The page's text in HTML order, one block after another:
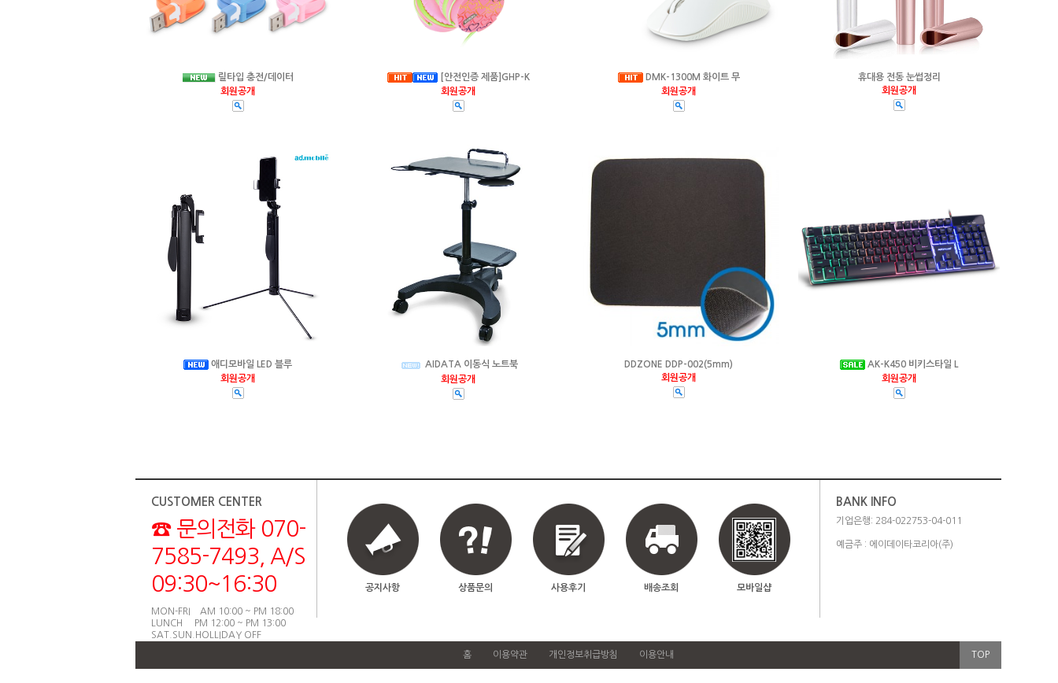
릴타입 충전/데이터
회원공개
[안전인증 제품]GHP-K
회원공개
DMK-1300M 화이트 무
회원공개
휴대용 전동 눈썹정리
회원공개
애디모바일 LED 블루
회원공개
AIDATA 이동식 노트북
회원공개
DDZONE DDP-002(5mm)
회원공개
AK-K450 비키스타일 L
회원공개
CUSTOMER CENTER
☎ 문의전화 070-
7585-7493, A/S
09:30~16:30
MON-FRI AM 10:00 ~ PM 18:00
LUNCH PM 12:00 ~ PM 13:00
SAT.SUN.HOLLIDAY OFF
공지사항 상품문의 사용후기 배송조회 모바일샵
BANK INFO
기업은행: 284-022753-04-011
예금주 : 에이데이타코리아(주)
홈 이용약관 개인정보취급방침 이용안내 TOP